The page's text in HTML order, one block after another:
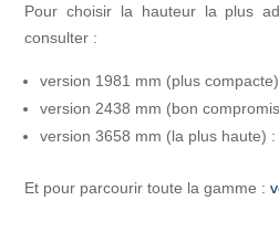
Pour choisir la hauteur la plus
consulter :
version 1981 mm (plus
version 2438 mm (bon
version 3658 mm (la plus haute)
Et pour parcourir toute la gamme :